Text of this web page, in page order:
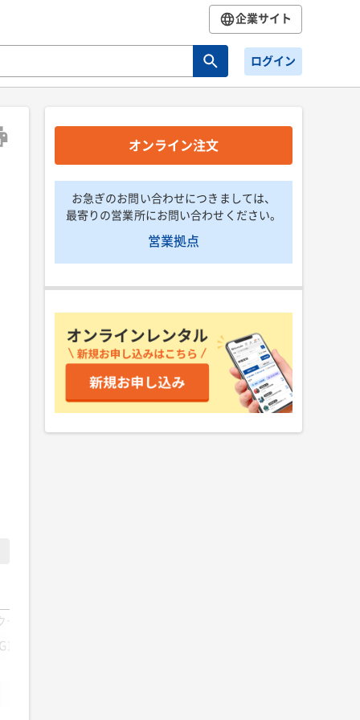
企業サイト
ログイン
セン
オンライン注文
お急ぎのお問い合わせにつきましては、
最寄りの営業所にお問い合わせください。
営業拠点